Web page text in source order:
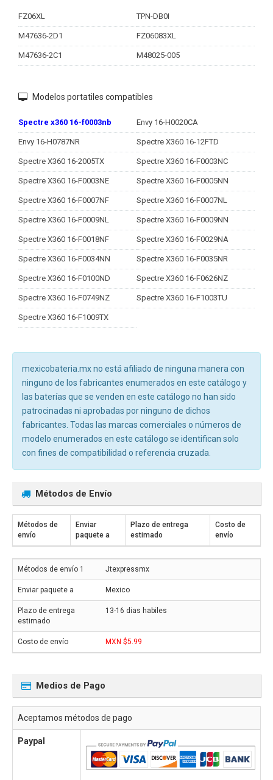
FZ06XL TPN-DB0I
M47636-2D1 FZ06083XL
M47636-2C1 M48025-005
Modelos portatiles compatibles
Spectre x360 16-f0003nb Envy 16-H0020CA
Envy 16-H0787NR Spectre X360 16-12FTD
Spectre X360 16-2005TX Spectre X360 16-F0003NC
Spectre X360 16-F0003NE Spectre X360 16-F0005NN
Spectre X360 16-F0007NF Spectre X360 16-F0007NL
Spectre X360 16-F0009NL Spectre X360 16-F0009NN
Spectre X360 16-F0018NF Spectre X360 16-F0029NA
Spectre X360 16-F0034NN Spectre X360 16-F0035NR
Spectre X360 16-F0100ND Spectre X360 16-F0626NZ
Spectre X360 16-F0749NZ Spectre X360 16-F1003TU
Spectre X360 16-F1009TX
mexicobateria.mx no está afiliado de ninguna manera con
ninguno de los fabricantes enumerados en este catálogo y
las baterías que se venden en este catálogo no han sido
patrocinadas ni aprobadas por ninguno de dichos
fabricantes. Todas las marcas comerciales o números de
modelo enumerados en este catálogo se identifican solo
con fines de compatibilidad o referencia cruzada.
Métodos de Envío
Métodos de
envío
Enviar
paquete a
Plazo de entrega
estimado
Costo de
envío
Jtexpressmx
Mexico
13-16 dias habiles
MXN $5.99
Medios de Pago
Aceptamos métodos de pago
Paypal